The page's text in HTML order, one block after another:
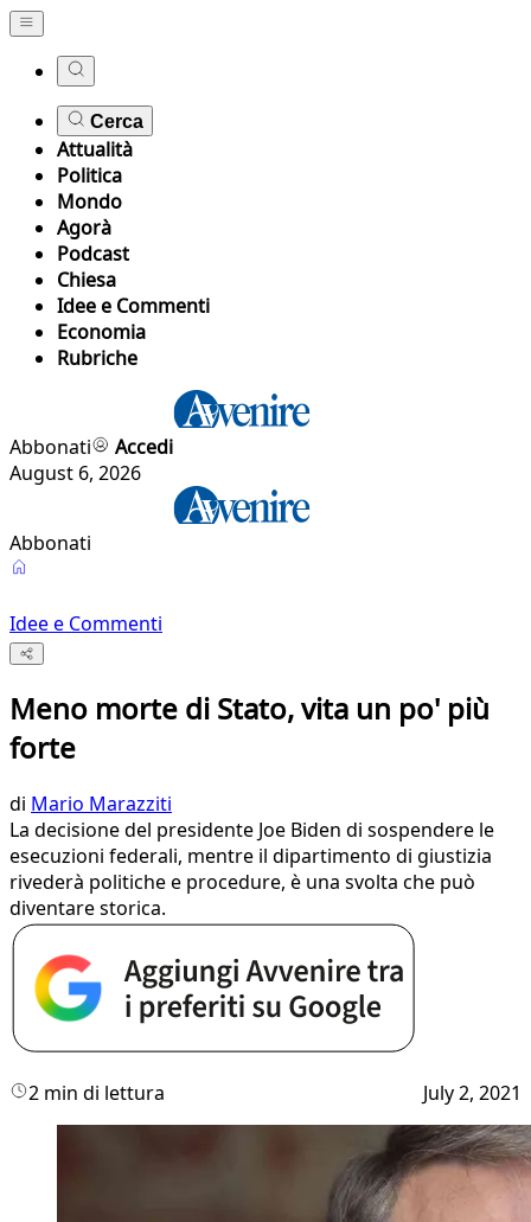
Cerca
Attualità
Politica
Mondo
Agorà
Podcast
Chiesa
Idee e Commenti
Economia
Rubriche
Abbonati
Accedi
August 6, 2026
Abbonati
Idee e Commenti
Meno morte di Stato, vita un po' più
forte
di Mario Marazziti
La decisione del presidente Joe Biden di sospendere le
esecuzioni federali, mentre il dipartimento di giustizia
rivederà politiche e procedure, è una svolta che può
diventare storica.
2 min di lettura July 2, 2021